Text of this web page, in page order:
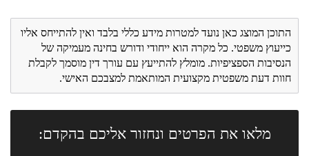
התוכן המוצג כאן נועד למטרות מידע כללי בלבד ואין להתייחס אליו
כייעוץ משפטי. כל מקרה הוא ייחודי ודורש בחינה מעמיקה של
הנסיבות הספציפיות. מומלץ להתייעץ עם עורך דין מוסמך לקבלת
חוות דעת משפטית מקצועית המותאמת למצבכם האישי.
מלאו את הפרטים ונחזור אליכם בהקדם: